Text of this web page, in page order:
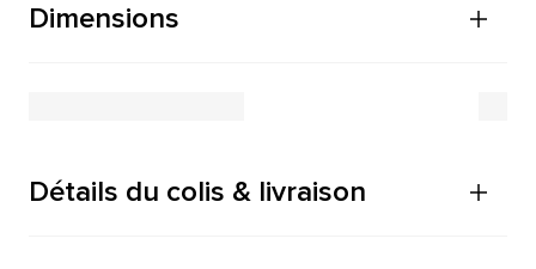
Dimensions
Détails du colis & livraison